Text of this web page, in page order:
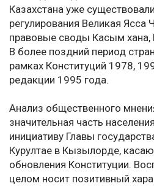
Казахстана уже
регулирования Великая Ясса
правовые своды Касым хана,
В более поздний период
рамках Конституций 1978,
редакции 1995 года.
Анализ общественного
значительная часть
инициативу Главы
Курултае в Кызылорде,
обновления Конституции.
целом носит позитивный